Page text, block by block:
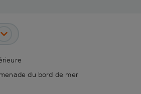
du bord de mer